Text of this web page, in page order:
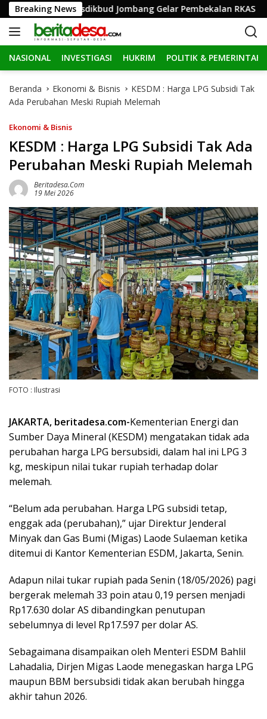
a
g
u
Breaking News
Terbaik, Disdikbud Jombang Gelar Pembekalan RKAS
NASIONAL INVESTIGASI HUKRIM POLITIK & PEMERINTAH
Beranda Ekonomi & Bisnis
KESDM : Harga LPG Subsidi Tak
Ada Perubahan Meski Rupiah Melemah
Ekonomi & Bisnis
KESDM : Harga LPG Subsidi Tak Ada
Perubahan Meski Rupiah Melemah
Beritadesa.com
19 Mei 2026
FOTO : Ilustrasi
JAKARTA, beritadesa.com-Kementerian Energi dan
Sumber Daya Mineral (KESDM) mengatakan tidak ada
perubahan harga LPG bersubsidi, dalam hal ini LPG 3
kg, meskipun nilai tukar rupiah terhadap dolar
melemah.
“Belum ada perubahan. Harga LPG subsidi tetap,
enggak ada (perubahan),” ujar Direktur Jenderal
Minyak dan Gas Bumi (Migas) Laode Sulaeman ketika
ditemui di Kantor Kementerian ESDM, Jakarta, Senin.
Adapun nilai tukar rupiah pada Senin (18/05/2026) pagi
bergerak melemah 33 poin atau 0,19 persen menjadi
Rp17.630 dolar AS dibandingkan penutupan
sebelumnya di level Rp17.597 per dolar AS.
Sebagaimana disampaikan oleh Menteri ESDM Bahlil
Lahadalia, Dirjen Migas Laode menegaskan harga LPG
maupun BBM bersubsidi tidak akan berubah hingga
akhir tahun 2026.